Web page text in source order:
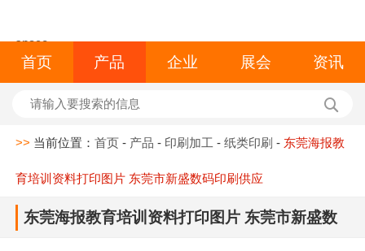
space
首页 产品 企业 展会 资讯
>> 当前位置：首页 - 产品 - 印刷加工 -纸类印刷 - 东莞海报教
育培训资料打印图片 东莞市新盛数码印刷供应
东莞海报教育培训资料打印图片 东莞市新盛数